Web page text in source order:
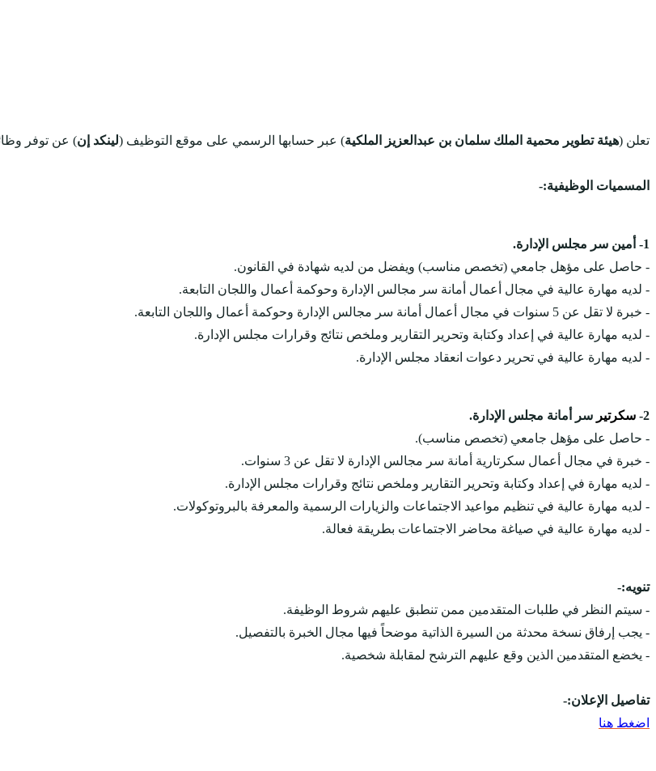
تعلن (هيئة تطوير محمية الملك سلمان بن عبدالعزيز الملكية) عبر حسابها الرسمي على موقع التوظيف (لينكد إن) عن توفر
المسميات الوظيفية:-
1- أمين سر مجلس الإدارة.
- حاصل على مؤهل جامعي (تخصص مناسب) ويفضل من لديه شهادة في القانون.
- لديه مهارة عالية في مجال أعمال أمانة سر مجالس الإدارة وحوكمة أعمال واللجان التابعة.
- خبرة لا تقل عن 5 سنوات في مجال أعمال أمانة سر مجالس الإدارة وحوكمة أعمال واللجان التابعة.
- لديه مهارة عالية في إعداد وكتابة وتحرير التقارير وملخص نتائج وقرارات مجلس الإدارة.
- لديه مهارة عالية في تحرير دعوات انعقاد مجلس الإدارة.
2- سكرتير سر أمانة مجلس الإدارة.
- حاصل على مؤهل جامعي (تخصص مناسب).
- خبرة في مجال أعمال سكرتارية أمانة سر مجالس الإدارة لا تقل عن 3 سنوات.
- لديه مهارة في إعداد وكتابة وتحرير التقارير وملخص نتائج وقرارات مجلس الإدارة.
- لديه مهارة عالية في تنظيم مواعيد الاجتماعات والزيارات الرسمية والمعرفة بالبروتوكولات.
- لديه مهارة عالية في صياغة محاضر الاجتماعات بطريقة فعالة.
تنويه:-
- سيتم النظر في طلبات المتقدمين ممن تنطبق عليهم شروط الوظيفة.
- يجب إرفاق نسخة محدثة من السيرة الذاتية موضحاً فيها مجال الخبرة بالتفصيل.
- يخضع المتقدمين الذين وقع عليهم الترشح لمقابلة شخصية.
تفاصيل الإعلان:-
اضغط هنا